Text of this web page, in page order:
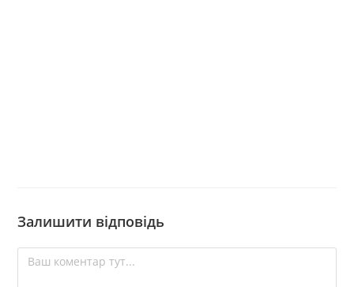
Залишити відповідь